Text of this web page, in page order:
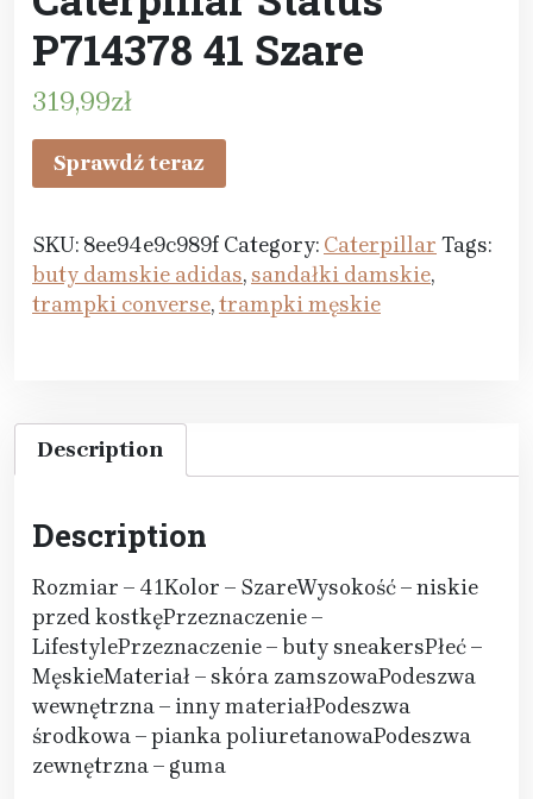
P714378 41 Szare
319,99zł
Sprawdź teraz
SKU: 8ee94e9c989f Category: Caterpillar Tags:
buty damskie adidas,sandałki damskie,
trampki converse,trampki męskie
Description
Description
Rozmiar – 41Kolor – SzareWysokość – niskie
przed kostkęPrzeznaczenie –
LifestylePrzeznaczenie – buty sneakersPłeć –
MęskieMateriał – skóra zamszowaPodeszwa
wewnętrzna – inny materiałPodeszwa
środkowa – pianka poliuretanowaPodeszwa
zewnętrzna – guma